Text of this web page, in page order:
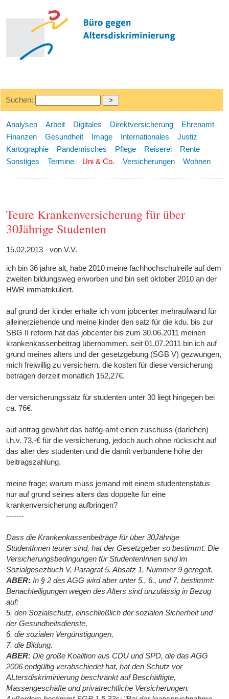
Suchen:
Analysen Arbeit Digitales Direktversicherung
Ehrenamt
Finanzen
Gesundheit Image Internationales
Justiz
Kartographie
Pandemisches Pflege Reiserei
Rente
Sonstiges
Termine Uni & Co. Versicherungen Wohnen
Teure Krankenversicherung für über
30Jährige Studenten
15.02.2013 - von V.V.
ich bin 36 jahre alt, habe 2010 meine fachhochschulreife auf dem
zweiten bildungsweg erworben und bin seit oktober 2010 an der
HWR immatrikuliert.
auf grund der kinder erhalte ich vom jobcenter mehraufwand für
alleinerziehende und meine kinder den satz für die kdu. bis zur
SBG II reform hat das jobcenter bis zum 30.06.2011 meinen
krankenkassenbeitrag übernommen. seit 01.07.2011 bin ich auf
grund meines alters und der gesetzgebung (SGB V) gezwungen,
mich freiwillig zu versichern. die kosten für diese versicherung
betragen derzeit monatlich 152,27€.
der versicherungssatz für studenten unter 30 liegt hingegen bei
ca. 76€.
auf antrag gewährt das bafög-amt einen zuschuss (darlehen)
i.h.v. 73,-€ für die versicherung, jedoch auch ohne rücksicht auf
das alter des studenten und die damit verbundene höhe der
beitragszahlung.
meine frage: warum muss jemand mit einem studentenstatus
nur auf grund seines alters das doppelte für eine
krankenversicherung aufbringen?
-------
Dass die Krankenkassenbeiträge für über 30Jährige
StudentInnen teurer sind, hat der Gesetzgeber so bestimmt. Die
Versicherungsbedingungen für StudentenInnen sind im
Sozialgesezbuch V, Paragraf 5. Absatz 1, Nummer 9 geregelt.
ABER: In § 2 des AGG wird aber unter 5., 6., und 7. bestimmt:
Benachteiligungen wegen des Alters sind unzulässig in Bezug
auf:
5. den Sozialschutz, einschließlich der sozialen Sicherheit und
der Gesundheitsdienste,
6. die sozialen Vergünstigungen,
7. die Bildung.
ABER: Die große Koalition aus CDU und SPD, die das AGG
2006 endgültig verabschiedet hat, hat den Schutz vor
ALtersdiskriminierung beschränkt auf Beschäftigte,
Massengeschäfte und privatrechtliche Versicherungen.